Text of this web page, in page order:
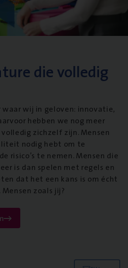
die volledig
waar wij in geloven: innovatie,
hebben we nog meer
zichzelf zijn. Mensen
nodig hebt om te
risico’s te nemen. Mensen die
is dan spelen met regels en
dat het een kans is om écht
zoals jij?